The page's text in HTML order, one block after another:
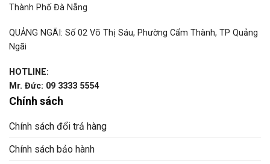
Thành Phố Đà Nẵng
QUẢNG NGÃI: Số 02 Võ Thị Sáu, Phường Cẩm Thành, TP Quảng
Ngãi
HOTLINE:
Mr. Đức: 09 3333 5554
Chính sách
Chính sách đổi trả hàng
Chính sách bảo hành